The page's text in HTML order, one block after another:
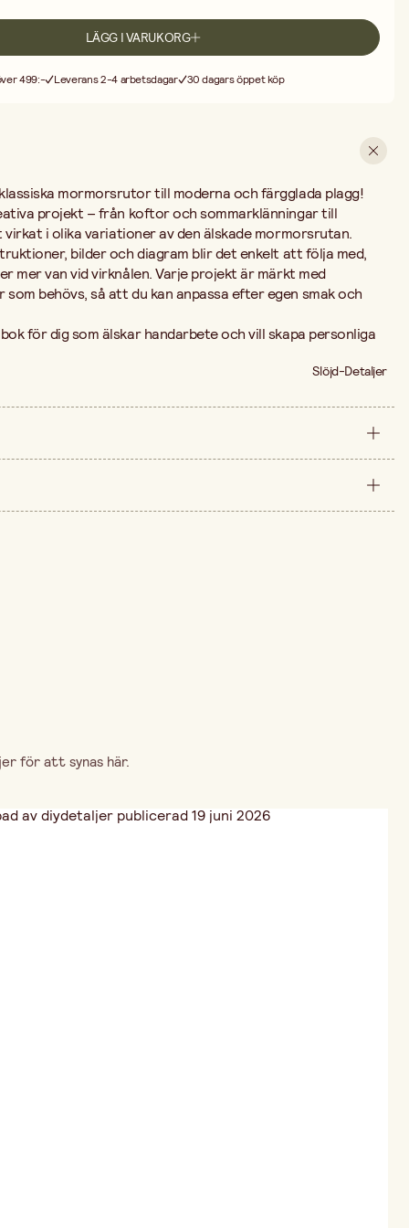
LÄGG I VARUKORG
499:- Leverans 2-4 arbetsdagar 30 dagars öppet köp
mormorsrutor till moderna och färgglada plagg!
projekt – från koftor och sommarklänningar till
i olika variationer av den älskade mormorsrutan.
bilder och diagram blir det enkelt att följa med,
mer van vid virknålen. Varje projekt är märkt med
behövs, så att du kan anpassa efter egen smak och
för dig som älskar handarbete och vill skapa personliga
Slöjd-Detaljer
styck
för att synas här.